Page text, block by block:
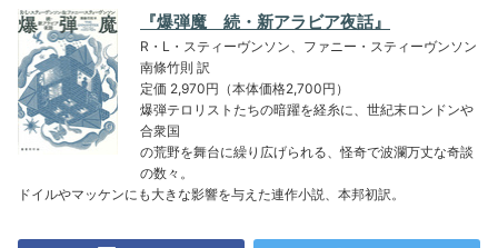
『爆弾魔 続・新アラビア夜話』
R・L・スティーヴンソン、ファニー・スティーヴンソン
南條竹則 訳
定価 2,970円（本体価格2,700円）
爆弾テロリストたちの暗躍を経糸に、世紀末ロンドンや
合衆国
の荒野を舞台に繰り広げられる、怪奇で波瀾万丈な奇談
の数々。
ドイルやマッケンにも大きな影響を与えた連作小説、本邦初訳。